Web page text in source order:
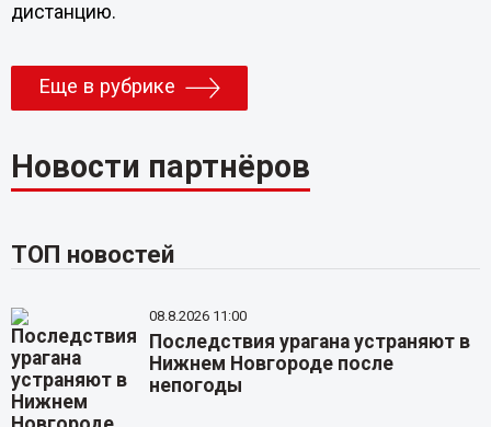
дистанцию.
Еще в рубрике
Новости партнёров
ТОП новостей
08.8.2026 11:00
Последствия урагана устраняют в
Нижнем Новгороде после
непогоды